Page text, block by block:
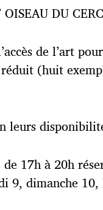
OISEAU DU
de l’art
(huit
leurs
17h à 20h
9, dimanche